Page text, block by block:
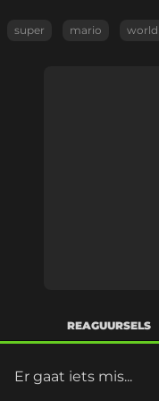
super mario world
REAGUURSELS
Er gaat iets mis...